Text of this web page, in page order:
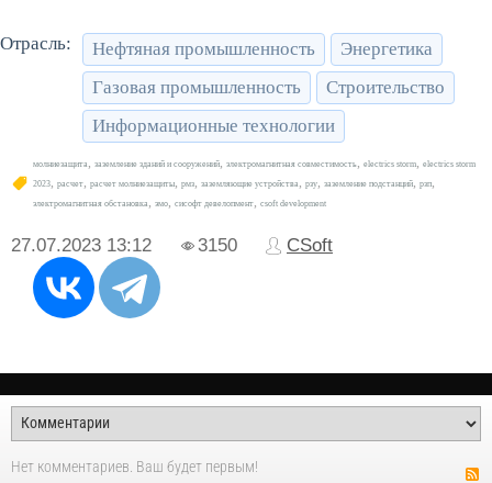
Отрасль: Нефтяная промышленность
Энергетика
Газовая промышленность
Строительство
Информационные технологии
молниезащита заземление зданий и сооружений электромагнитная совместимость electrics storm
electrics storm
2023
расчет расчет молниезащиты рмз заземляющие устройства рзу заземление подстанций рзп
электромагнитная обстановка эмо сисофт девелопмент csoft development
27.07.2023 13:12 3150 CSoft
Нет комментариев. Ваш будет первым!